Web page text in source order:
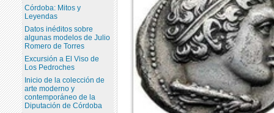
Córdoba: Mitos y
Leyendas
Datos inéditos sobre
algunas modelos de Julio
Romero de Torres
Excursión a El Viso de
Los Pedroches
Inicio de la colección de
arte moderno y
contemporáneo de la
Diputación de Córdoba